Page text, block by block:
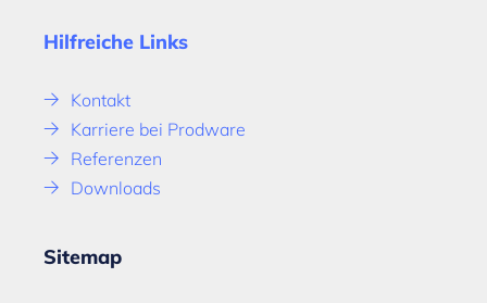
Hilfreiche Links
Kontakt
Karriere bei Prodware
Referenzen
Downloads
Sitemap